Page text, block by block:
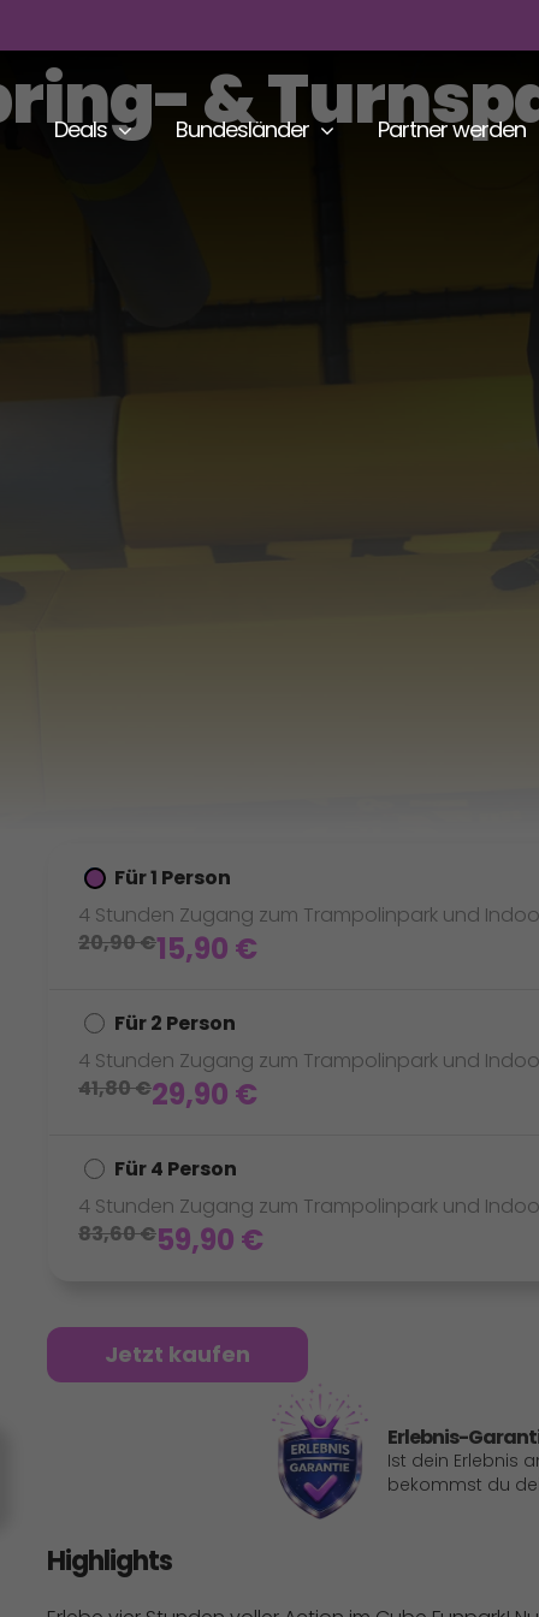
Deals Bundesländer Partner werden
&
Für 1 Person
4 Stunden Zugang zum Trampolinpark und
20,90€15,90 €
Für 2 Person
4 Stunden Zugang zum Trampolinpark und
41,80€29,90 €
Für 4 Person
4 Stunden Zugang zum Trampolinpark und
83,60€59,90 €
Jetzt kaufen
Erlebnis-
Ist dein Erlebnis
bekommst du
Highlights